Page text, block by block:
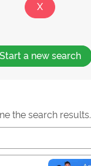
Start a new search
the search results.